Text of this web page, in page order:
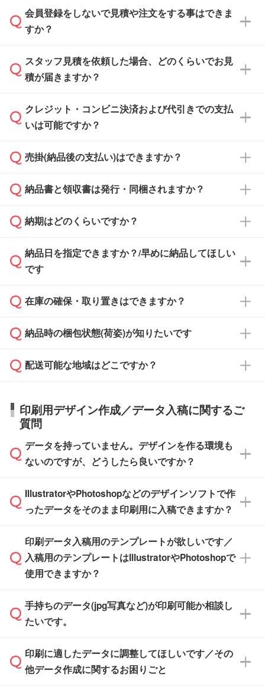
会員登録をしないで見積や注文をする事はできま
すか？
可能です。見積・注文フォームにて『ゲストの
まま進む』ボタンからお進みのうえ、ご依頼く
スタッフ見積を依頼した場合、どのくらいでお見
積が届きますか？
通常、翌営業日までにお送りしております。混
雑状況によっては、お時間をいただくこともご
依頼いただいた場合は、翌営業日以降のご連絡
クレジット・コンビニ決済および代引きでの支払
いは可能ですか？
銀行振込のみのご対応となります。
売掛(納品後の支払い)はできますか？
基本的には先入金をお願いしておりますが、自
どの場合は、月末締め翌月末払いに対応可能で
また、卒業・卒園記念品で対策委員会や個人様
校や幼稚園・保育園であれば、同様の条件でご
ご希望の際は担当スタッフまでお気軽にご相談
ください。
納品書と領収書は発行・同梱されますか？
納品書・領収書は ご依頼をいただいた場合の
ず、通常はPDFデータをメール添付でお送りし
ます。
たは注文フォームの『ご注文に関する備考欄』
納期はどのくらいですか？
・印刷する場合(500個程度)
ご入金、イメージ画像の校了から約2週間～2
ご入金確認後、1～2営業日で出荷いたしま
タッフまでお問い合わせください。
ル」に注文予定日をご入力いただくと、おおよ
その締切日や出荷目安をご確認いただけます。
品が決まりましたらお早めのご発注をお願いい
たします。
※土日祝日を除く営業日換算です。
※沖縄・離島は追加日数がかかります。
納品日を指定できますか？/早めに納品してほしい
です
ご希望の納期がある場合は、お問い合わせ・お
い。
応が可能かご案内いたします。
す。>>対象商品はこちら
※最短出荷日は商品によって異なります。各商
品ページにてご確認ください
在庫の確保・取り置きはできますか？
ご入金確認後に在庫を確保し、注文確定のご連
はできかねますので予めご了承ください。
納品時の梱包状態(荷姿)が知りたいです
商品によって異なります。各ページにある商品
す。(白箱、化粧箱、ブリスターパックなど)
【袋入り】 商品がひとつずつ袋に入っていま
す。(透明袋、デザイン袋など)
【個包装なし】 個包装がされていない状態で
※化粧箱から白箱への入れ替えや、オリジナル
箱の作成は原則承っておりません。
配送可能な地域はどこですか？
日本全国へお届けが可能です。なお、海外への
直接納品は行っておりませんので予めご了承く
ださい。
印刷用デザイン作成／データ入稿に関するご
質問
データを持っていません。デザインを作る環境も
ないのですが、どうしたら良いですか？
無料の「デザインシミュレーター」を使えば、
PCやスマホから簡単にデザインを作成できま
ザインソフトがなくても安心です。
また、「データ作成サービス
せいただければ、弊社にて無料でデザインデー
タを1点作成いたします。
IllustratorやPhotoshopなどのデザインソフトで作
ったデータをそのまま印刷用に入稿できますか？
IllustratorやPhotoshop、CLIP STUDIOなどのデ
ザインソフトでこだわりのデザインを作成した
い方は、完全データ入稿
積・ご注文フォームにアップロードしてご入稿
ください。
ご入稿後は経験豊富なスタッフがデータに不備
がないかチェックし、お客様と確認してから印
刷に進みますので、ご安心ください。
印刷データ入稿用のテンプレートが欲しいです／
入稿用のテンプレートはIllustratorやPhotoshopで
使用できますか？
一部商品は入稿用テンプレートのご用意があり
ます。各商品ページの『印刷方法・テンプレー
入稿用のテンプレートはPDF形式ですが、
IllustratorやPhotoshopで開いてご利用いただけ
手持ちのデータ(jpg写真など)が印刷可能か相談し
たいです。
印刷に適したデータ・解像度かどうか、担当ス
タッフが事前に確認いたします。
印刷に適したデータに調整してほしいです／その
他データ作成に関するお困りごと